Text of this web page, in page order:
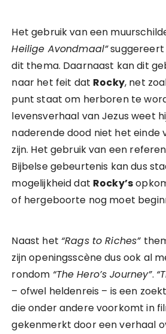
Het gebruik van een
Heilige Avondmaal”suggereert
dit thema. Daarnaast kan dit
naar het feit dat Rocky, net
punt staat om herboren te
levensverhaal van Jezus weet
naderende dood niet het einde
zijn. Het gebruik van een
Bijbelse gebeurtenis kan dus
mogelijkheid dat Rocky’s
of hergeboorte nog moet
Naast het “Rags to Riches”
zijn openingsscène dus ook al
rondom “The Hero’s Journey”.
– ofwel heldenreis – is een
die onder andere voorkomt in
gekenmerkt door een verhaal